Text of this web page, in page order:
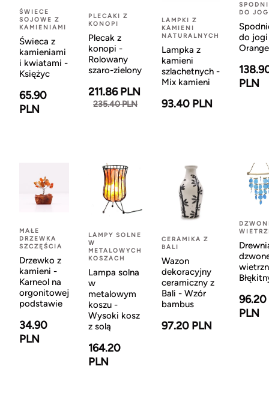
ŚWIECE
SOJOWE Z
KAMIENIAMI
Świeca z
kamieniami
i kwiatami -
Księżyc
65.90
PLN
PLECAKI Z
KONOPI
Plecak z
konopi -
Rolowany
szaro-zielony
211.86 PLN
235.40 PLN
LAMPKI Z
KAMIENI
NATURALNYCH
Lampka z
kamieni
szlachetnych -
Mix kamieni
93.40 PLN
DO
do
Orange
PLN
MAŁE
DRZEWKA
SZCZĘŚCIA
Drzewko z
kamieni -
Karneol na
orgonitowej
podstawie
34.90
PLN
LAMPY SOLNE
W
METALOWYCH
KOSZACH
Lampa solna
w
metalowym
koszu -
Wysoki kosz
z solą
164.20
PLN
CERAMIKA Z
BALI
Wazon
dekoracyjny
ceramiczny z
Bali - Wzór
bambus
97.20 PLN
96.20
PLN